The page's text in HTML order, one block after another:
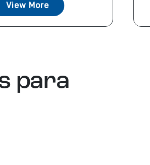
View More
para